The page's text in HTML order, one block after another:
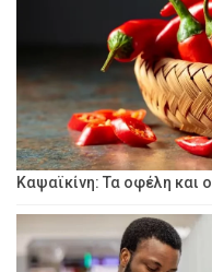
Καψαϊκίνη: Τα οφέλη και